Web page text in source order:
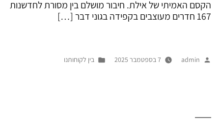
הקסם האמיתי של אילת. חיבור מושלם בין מסורת לחדשנות
167 חדרים מעוצבים בקפידה בגוני דבר […]
פורסם
admin 7 בספטמבר 2025
Posted
בין לקוחותנו